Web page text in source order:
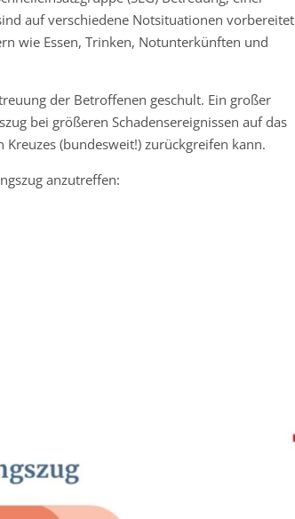
auf verschiedene Notsituationen vorbereitet
wie Essen, Trinken, Notunterkünften und
der Betroffenen geschult. Ein großer
bei größeren Schadensereignissen auf das
(bundesweit!) zurückgreifen kann.
anzutreffen: